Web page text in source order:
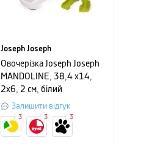
Joseph Joseph
Овочерізка Joseph Joseph
MANDOLINE, 38,4 х14,
2х6, 2 см, білий
Залишити відгук
3 3 3